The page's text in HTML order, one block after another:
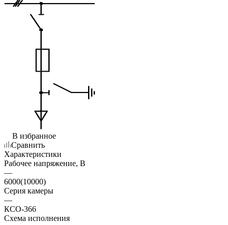
В избранное
Сравнить
Характеристики
Рабочее напряжение, В
—
6000(10000)
Серия камеры
—
КСО-366
Схема исполнения